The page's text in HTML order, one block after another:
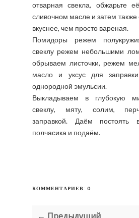
отварная свекла, обжарьте
сливочном масле и затем также
вкуснее, чем просто вареная.
Помидоры режем
свеклу режем небольшими
обрываем листочки, режем
масло и уксус для
однородной эмульсии.
Выкладываем в глубокую
свеклу, мяту, солим,
заправкой. Даём постоять
полчасика и подаём.
КОММЕНТАРИЕВ: 0